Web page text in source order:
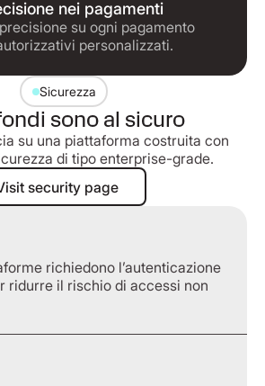
nei pagamenti
su ogni pagamento
personalizzati.
Sicurezza
sono al sicuro
su una piattaforma costruita con
di tipo enterprise-grade.
Visit security page
security page
richiedono l’autenticazione
ridurre il rischio di accessi non